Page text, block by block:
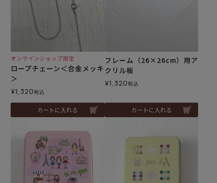
オンラインショップ限定
ロープチェーン＜合金メッキ
＞
¥1,320税込
カートに入れる
フレーム（26×26cm）用ア
クリル板
¥1,320税込
カートに入れる